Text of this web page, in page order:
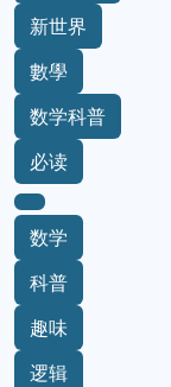
新世界
數學
数学科普
必读
数学
科普
趣味
逻辑